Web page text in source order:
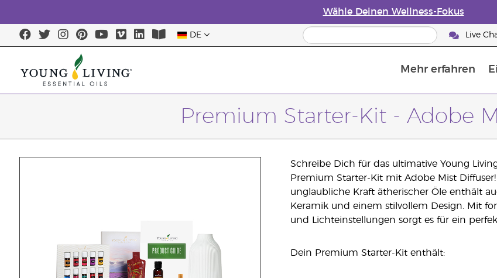
Wähle Deinen Wellness-Fokus
DE Live
Mehr erfahren
Premium Starter-Kit - Adobe
Schreibe Dich für das ultimative Young
Premium Starter-Kit mit Adobe Mist
unglaubliche Kraft ätherischer Öle enthält
Keramik und einem stilvollem Design. Mit
und Lichteinstellungen sorgt es für ein
Dein Premium Starter-Kit enthält: